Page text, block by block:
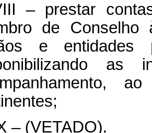
– prestar
de
e
as
– (VETADO).